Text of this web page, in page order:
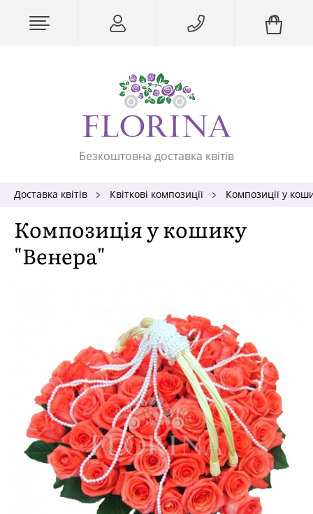
Безкоштовна доставка квітів
Доставка квітів Квіткові композиції Композиції у
Композиція у кошику
"Венера"